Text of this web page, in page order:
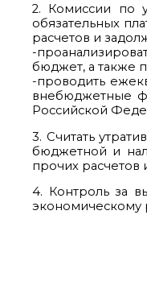
2. Комиссии по
обязательных
расчетов и
-
бюджет, а также
-проводить
внебюджетные
Российской
3. Считать
бюджетной и
прочих расчетов
4. Контроль за
экономическому